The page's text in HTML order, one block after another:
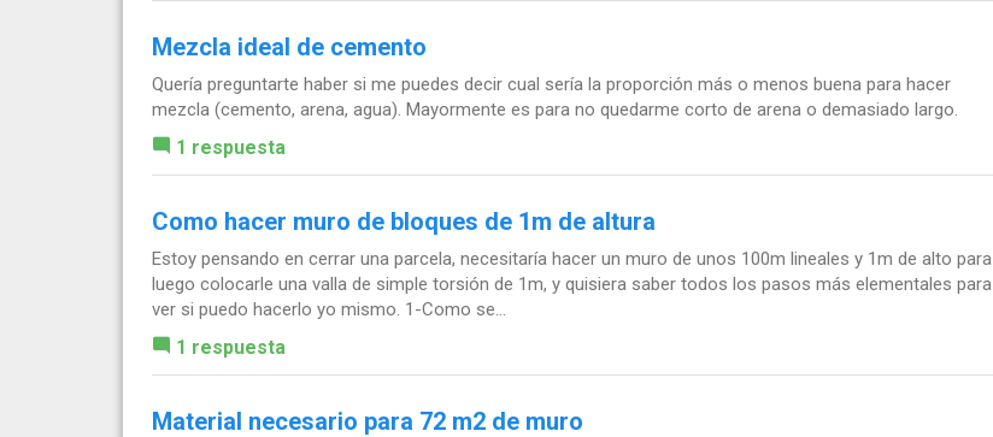
Mezcla ideal de cemento
Quería preguntarte haber si me puedes decir cual sería la proporción más o menos buena para hacer
mezcla (cemento, arena, agua). Mayormente es para no quedarme corto de arena o demasiado largo.
1 respuesta
Como hacer muro de bloques de 1m de altura
Estoy pensando en cerrar una parcela, necesitaría hacer un muro de unos 100m lineales y 1m de alto para
luego colocarle una valla de simple torsión de 1m, y quisiera saber todos los pasos más elementales para
ver si puedo hacerlo yo mismo. 1-Como se...
1 respuesta
Material necesario para 72 m2 de muro